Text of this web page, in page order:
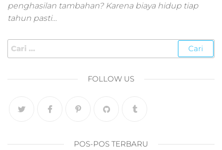
murah,marketing
digital,digital
marketing untuk
umkm,digital
umkm,pemasaran
digital
penghasilan tambahan? Karena biaya hidup tiap
tahun pasti…
FOLLOW US
POS-POS TERBARU